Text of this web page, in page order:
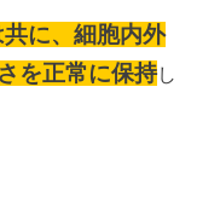
に、細胞内外
を正常に保持し